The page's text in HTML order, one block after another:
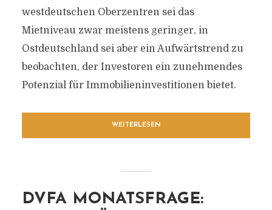
westdeutschen Oberzentren sei das
Mietniveau zwar meistens geringer, in
Ostdeutschland sei aber ein Aufwärtstrend zu
beobachten, der Investoren ein zunehmendes
Potenzial für Immobilieninvestitionen bietet.
WEITERLESEN
DVFA MONATSFRAGE: